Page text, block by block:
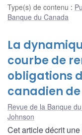
Type(s) de contenu :
Banque du Canada
La
courbe de
obligations
canadien de
Revue de la Banque
Johnson
Cet article décrit